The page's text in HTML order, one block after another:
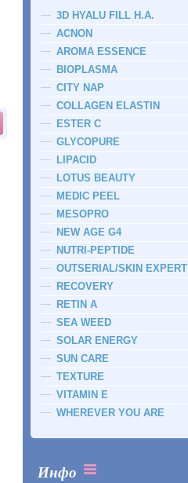
3D HYALU FILL H.A.
ACNON
AROMA ESSENCE
BIOPLASMA
CITY NAP
COLLAGEN ELASTIN
ESTER C
GLYCOPURE
LIPACID
LOTUS BEAUTY
MEDIC PEEL
MESOPRO
NEW AGE G4
NUTRI-PEPTIDE
OUTSERIAL/SKIN EXPERT
RECOVERY
RETIN A
SEA WEED
SOLAR ENERGY
SUN CARE
TEXTURE
VITAMIN E
WHEREVER YOU ARE
Инфо